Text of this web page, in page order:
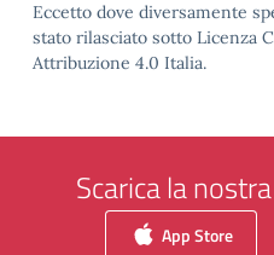
Eccetto dove diversamente
stato rilasciato sotto Licenza
Attribuzione 4.0 Italia.
Scarica la
App Store